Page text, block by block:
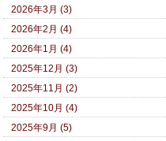
2026年3月 (3)
2026年2月 (4)
2026年1月 (4)
2025年12月 (3)
2025年11月 (2)
2025年10月 (4)
2025年9月 (5)